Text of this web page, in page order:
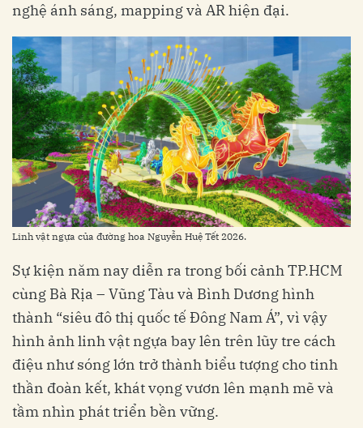
nghệ ánh sáng, mapping và AR hiện đại.
Linh vật ngựa của đường hoa Nguyễn Huệ Tết 2026.
Sự kiện năm nay diễn ra trong bối cảnh TP.HCM
cùng Bà Rịa – Vũng Tàu và Bình Dương hình
thành “siêu đô thị quốc tế Đông Nam Á”, vì vậy
hình ảnh linh vật ngựa bay lên trên lũy tre cách
điệu như sóng lớn trở thành biểu tượng cho tinh
thần đoàn kết, khát vọng vươn lên mạnh mẽ và
tầm nhìn phát triển bền vững.